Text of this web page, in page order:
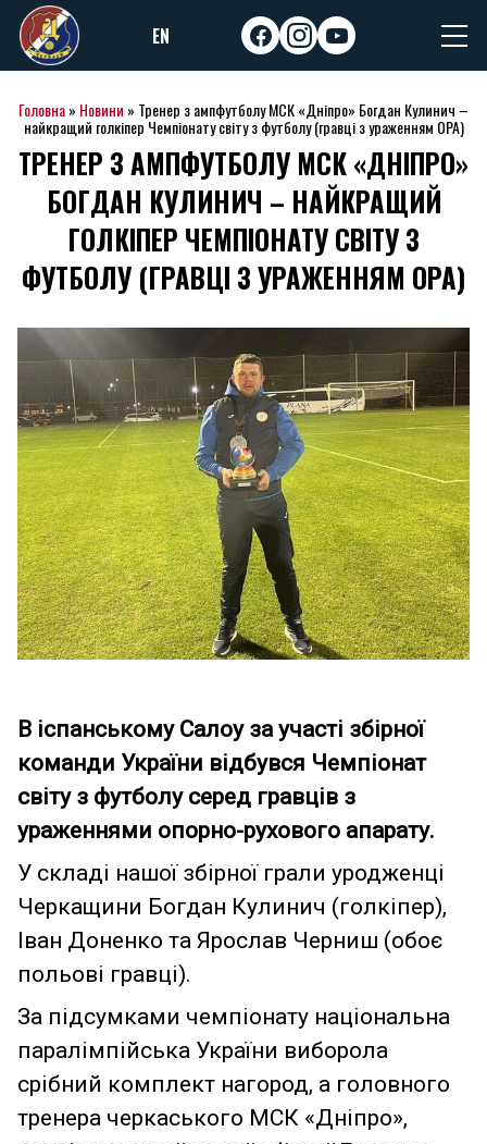
Skip
to
content
EN facebookinstagram
youtube
Головна» Новини » Тренер з ампфутболу МСК «Дніпро» Богдан Кулинич –
найкращий голкіпер Чемпіонату світу з футболу (гравці з ураженням ОРА)
ТРЕНЕР З АМПФУТБОЛУ МСК «ДНІПРО»
БОГДАН КУЛИНИЧ – НАЙКРАЩИЙ
ГОЛКІПЕР ЧЕМПІОНАТУ СВІТУ З
ФУТБОЛУ (ГРАВЦІ З УРАЖЕННЯМ ОРА)
В іспанському Салоу за участі збірної
команди України відбувся Чемпіонат
світу з футболу серед гравців з
ураженнями опорно-рухового апарату.
У складі нашої збірної грали уродженці
Черкащини Богдан Кулинич (голкіпер),
Іван Доненко та Ярослав Черниш (обоє
польові гравці).
За підсумками чемпіонату національна
паралімпійська України виборола
срібний комплект нагород, а головного
тренера черкаського МСК «Дніпро»,